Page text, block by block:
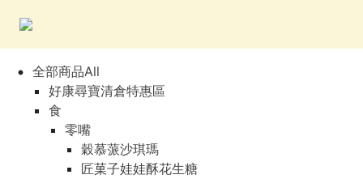
全部商品All
好康尋寶清倉特惠區
食
零嘴
穀慕蒎沙琪瑪
匠菓子娃娃酥花生糖